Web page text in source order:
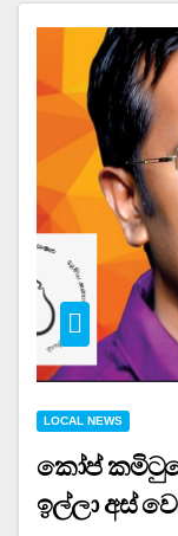
LOCAL NEWS
කෝප්
ඉල්ලා අස්